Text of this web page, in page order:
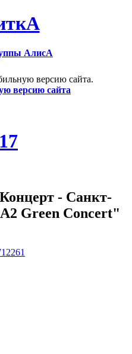
АлисА
версию сайта.
версию сайта
- Санкт-
Green Concert"